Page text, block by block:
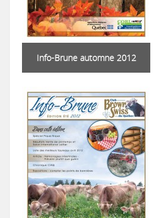
Info-Brune automne 2012